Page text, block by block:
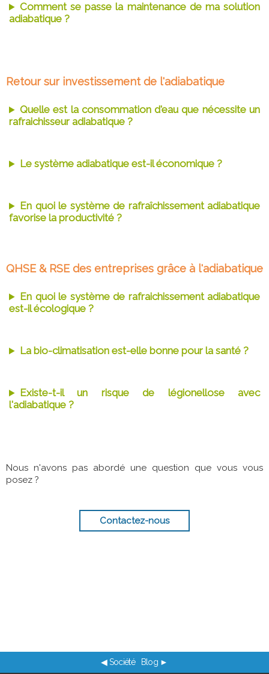
Comment se passe la maintenance de ma solution
adiabatique ?
Retour sur investissement de l'adiabatique
Quelle est la consommation d'eau que nécessite un
rafraichisseur adiabatique ?
Le système adiabatique est-il économique ?
En quoi le système de rafraîchissement adiabatique
favorise la productivité ?
QHSE & RSE des entreprises grâce à l'adiabatique
En quoi le système de rafraichissement adiabatique
est-il écologique ?
La bio-climatisation est-elle bonne pour la santé ?
Existe-t-il un risque de légionellose avec
l'adiabatique ?
Nous n'avons pas abordé une question que vous vous
posez ?
Contactez-nous
◀ Société Blog ►